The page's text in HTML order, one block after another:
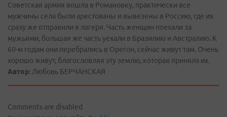
Советская армия вошла в Романовку, практически все
мужчины села были арестованы и вывезены в Россию, где их
сразу же отправили в лагеря. Часть женщин поехали за
мужьями, большая же часть уехали в Бразилию и Австралию. К
60-м годам они перебрались в Орегон, сейчас живут там. Очень
хорошо живут, благословляя эту землю, которая приняла их.
Автор:Любовь БЕРЧАНСКАЯ
Comments are disabled